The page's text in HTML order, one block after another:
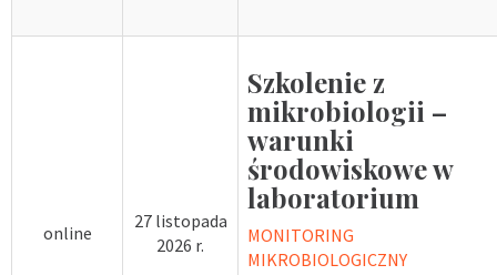
online
27 listopada
2026 r.
Szkolenie z
mikrobiologii –
warunki
środowiskowe w
laboratorium
MONITORING
MIKROBIOLOGICZNY